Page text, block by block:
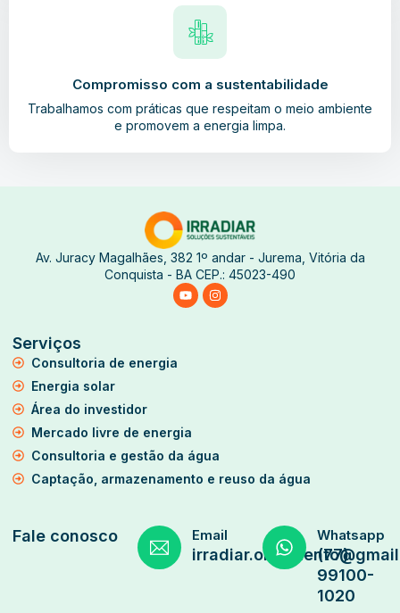
Compromisso com a sustentabilidade
Trabalhamos com práticas que respeitam o meio ambiente
e promovem a energia limpa.
Av. Juracy Magalhães, 382 1º andar - Jurema, Vitória da
Conquista - BA CEP.: 45023-490
Serviços
Consultoria de energia
Energia solar
Área do investidor
Mercado livre de energia
Consultoria e gestão da água
Captação, armazenamento e reuso da água
Fale conosco Email Whatsapp
(77)
99100-
1020